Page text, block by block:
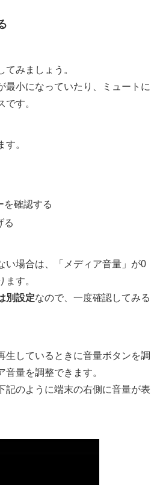
てみましょう。
最小になっていたり、ミュートに
す。
。
を確認する
る
い場合は、「メディア音量」が0
す。
別設定なので、一度確認してみる
生しているときに音量ボタンを調
量を調整できます。
記のように端末の右側に音量が表